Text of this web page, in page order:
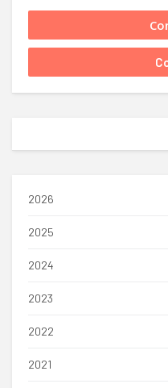
2026
2025
2024
2023
2022
2021